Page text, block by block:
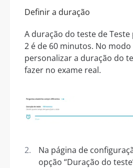
Definir a duração
A duração do teste de Teste
2 é de 60 minutos. No
personalizar a duração do
fazer no exame real.
Na página de
opção “Duração do